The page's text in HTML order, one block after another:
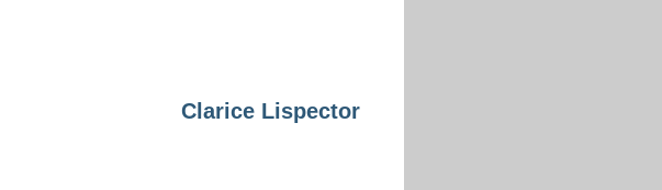
Clarice Lispector